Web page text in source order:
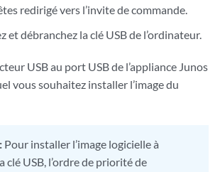
redirigé vers l’invite de commande.
et débranchez la clé USB de l’ordinateur.
USB au port USB de l’appliance Junos
vous souhaitez installer l’image du
Pour installer l’image logicielle à
clé USB, l’ordre de priorité de